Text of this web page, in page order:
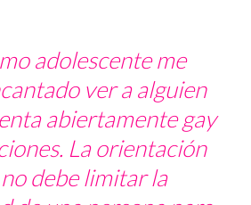
adolescente me
ver a alguien
abiertamente gay
La orientación
debe limitar la